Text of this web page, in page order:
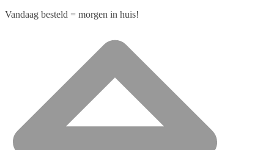
Vandaag besteld = morgen in huis!